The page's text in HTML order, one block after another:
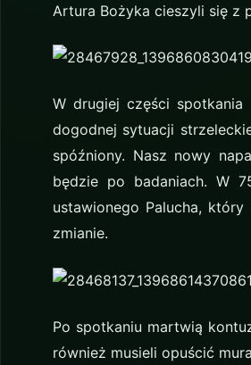
Artura Bożyka cieszyli się z
W drugiej części spotkania
dogodnej sytuacji
spóźniony. Nasz nowy
będzie po badaniach. W
ustawionego Palucha,
zmianie.
Po spotkaniu martwią
również musieli opuścić